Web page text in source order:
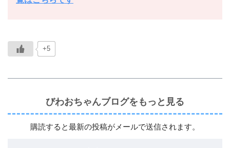
+5
びわおちゃんブログをもっと見る
購読すると最新の投稿がメールで送信されます。